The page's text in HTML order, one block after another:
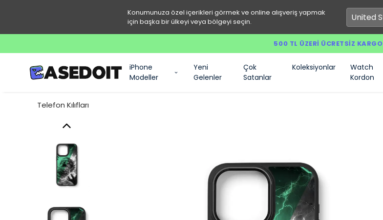
Konumunuza özel içerikleri görmek ve online alışveriş yapmak
için başka bir ülkeyi veya bölgeyi seçin.
500 TL ÜZERI ÜCRETSIZ KARGO
iPhone
Modeller
Yeni
Gelenler
Çok
Satanlar
Koleksiyonlar
Watch
Kordon
Telefon Kılıfları